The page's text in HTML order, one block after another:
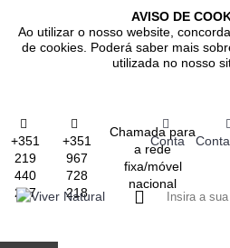
AVISO DE
Ao utilizar o nosso website,
de cookies. Poderá saber mais
utilizada no nosso
+351
219
440
237
+351
967
728
218
Chamada para
a rede
fixa/móvel
nacional
Conta